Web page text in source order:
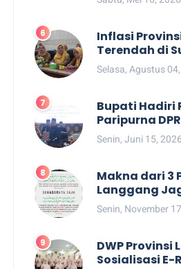
Inflasi
Terendah di
Selasa, Agustus
Bupati Hadiri
Paripurna
Senin, Juni 15, 2026
Makna dari 3
Langgang
Senin, November
DWP Provinsi
Sosialisasi E-